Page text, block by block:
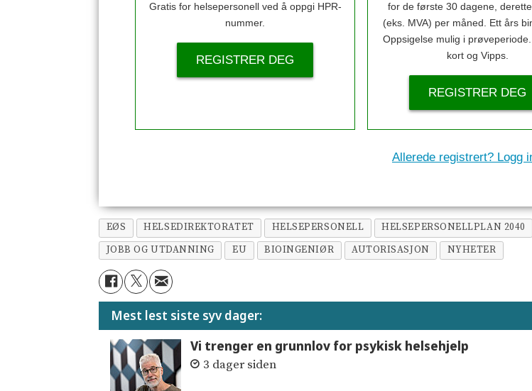
Gratis for helsepersonell ved å oppgi HPR-
nummer.
REGISTRER DEG
for de første 30 dagene,
(eks. MVA) per måned. Ett års
Oppsigelse mulig i
kort og Vipps.
REGISTRER DEG
Allerede registrert? Logg
EØS HELSEDIREKTORATET HELSEPERSONELL HELSEPERSONELLPLAN 2040
JOBB OG UTDANNING
EU BIOINGENIØR AUTORISASJON NYHETER
Mest lest siste syv dager:
Vi trenger en grunnlov for psykisk helsehjelp
3 dager siden